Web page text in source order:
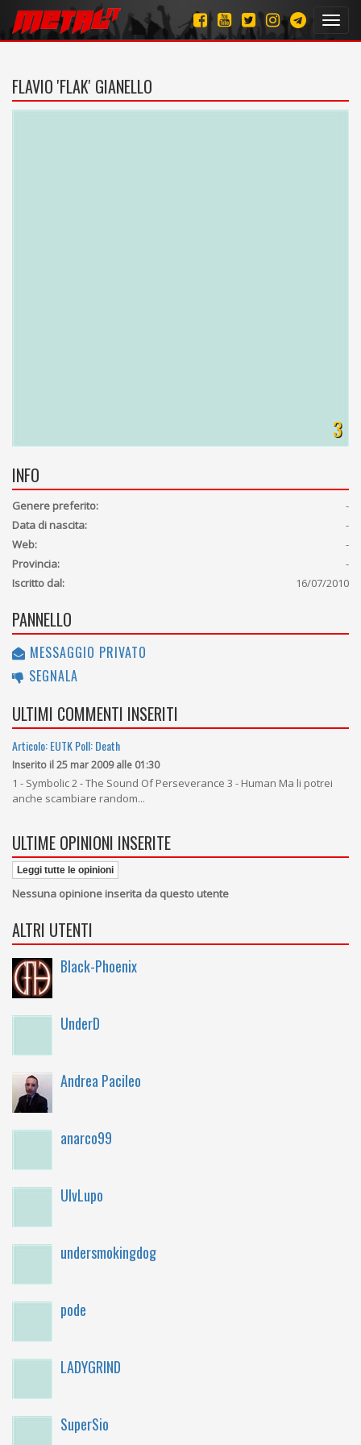
FLAVIO 'FLAK' GIANELLO
3
INFO
Genere preferito:
-
Data di nascita:
-
Web:
-
Provincia:
-
Iscritto dal:
16/07/2010
PANNELLO
MESSAGGIO PRIVATO
SEGNALA
ULTIMI COMMENTI INSERITI
Articolo: EUTK Poll: Death
Inserito il 25 mar 2009 alle 01:30
1 - Symbolic 2 - The Sound Of Perseverance 3 - Human Ma li potrei
anche scambiare random...
ULTIME OPINIONI INSERITE
Leggi tutte le opinioni
Nessuna opinione inserita da questo utente
ALTRI UTENTI
Black-Phoenix
UnderD
Andrea Pacileo
anarco99
UlvLupo
undersmokingdog
pode
LADYGRIND
SuperSio